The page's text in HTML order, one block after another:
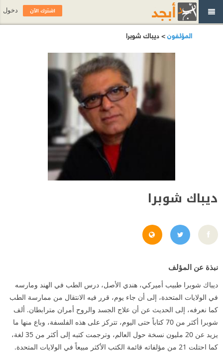
المؤلفون> ديباك شوبرا
ديباك شوبرا
https://mobile.twitter.com/deepakchopra?lang=ar
نبذة عن المؤلف
ديباك شوبرا طبيب أميركي، هندي الأصل، درس الطب في الهند ومارسه
في الولايات المتحدة، إلى أن جاء يوم، قرر فيه الانتقال من ممارسة الطب
كما نعرفه، إلى الحديث عن أن علاج الجسد والروح أمران مترابطان. ألف
شوبرا أكثر من 70 كتاباً حتى اليوم، تتركز على هذه الفلسفة، وباع منها ما
يزيد عن 20 مليون نسخة حول العالم، وترجمت كتبه إلى أكثر من 35 لغة،
كما احتلت 21 من مؤلفاته قائمة الكتب الأكثر مبيعاً في الولايات المتحدة.
اشترك الآن دخول